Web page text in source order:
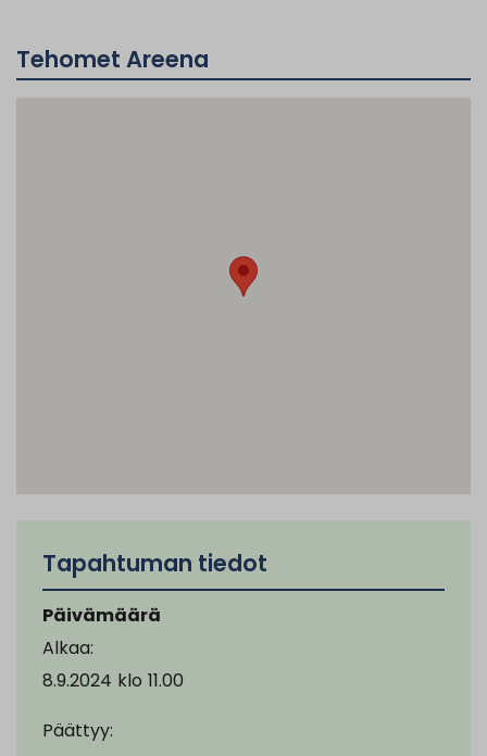
Tehomet Areena
Tapahtuman tiedot
Päivämäärä
Alkaa:
8.9.2024 klo 11.00
Päättyy: